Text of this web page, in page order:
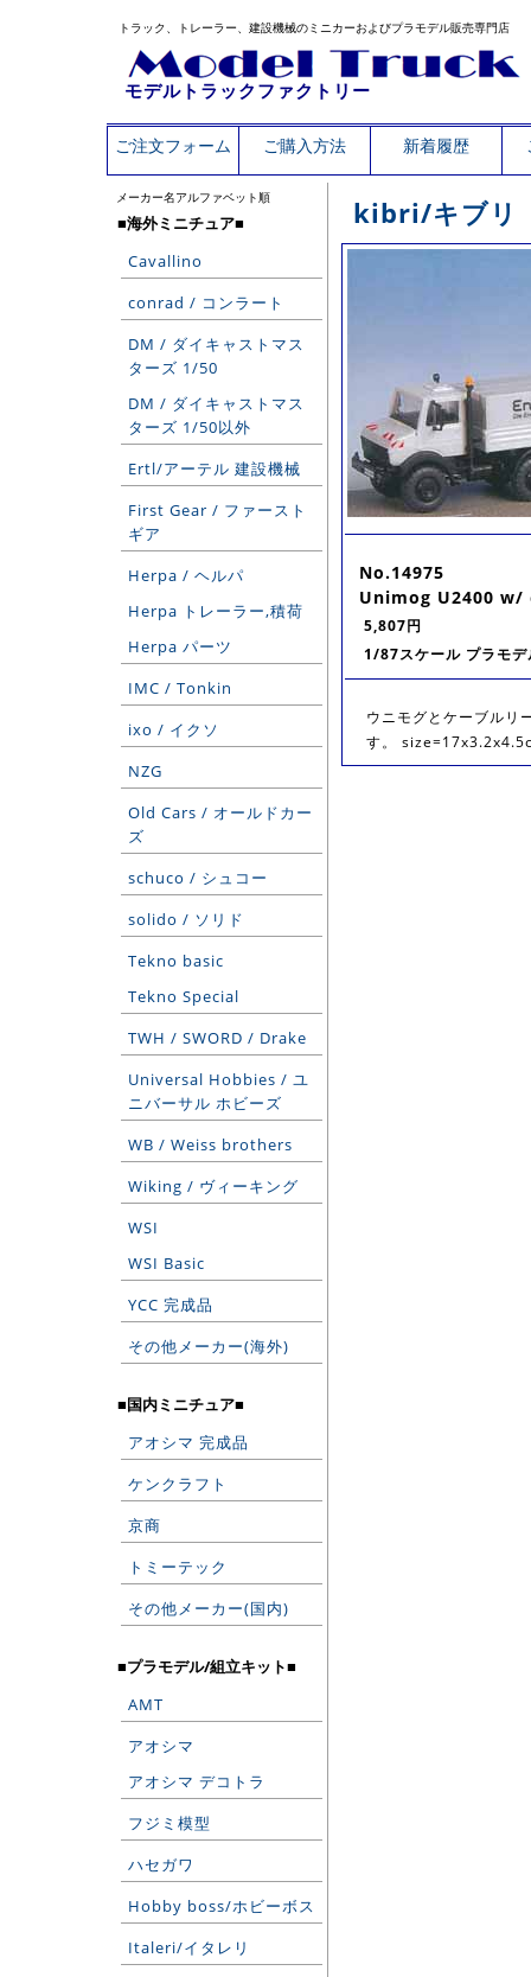
トラック、トレーラー、建設機械のミニカーおよびプラモデル販売専門店
モデルトラックファクトリー
ご注文フォーム ご購入方法 新着履歴
メーカー名アルファベット順
■海外ミニチュア■
Cavallino
conrad / コンラート
DM / ダイキャストマス
ターズ 1/50
DM / ダイキャストマス
ターズ 1/50以外
Ertl/アーテル 建設機械
First Gear / ファースト
ギア
Herpa / ヘルパ
Herpa トレーラー,積荷
Herpa パーツ
IMC / Tonkin
ixo / イクソ
NZG
Old Cars / オールドカー
ズ
schuco / シュコー
solido / ソリド
Tekno basic
Tekno Special
TWH / SWORD / Drake
Universal Hobbies / ユ
ニバーサル ホビーズ
WB / Weiss brothers
Wiking / ヴィーキング
WSI
WSI Basic
YCC 完成品
その他メーカー(海外)
■国内ミニチュア■
アオシマ 完成品
ケンクラフト
京商
トミーテック
その他メーカー(国内)
■プラモデル/組立キット■
AMT
アオシマ
アオシマ デコトラ
フジミ模型
ハセガワ
Hobby boss/ホビーボス
Italeri/イタレリ
kibri/キブリ
No.14975
Unimog U2400
5,807円
1/87スケール プラモデ
ウニモグとケーブルリ
す。